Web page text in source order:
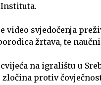
video svjedočenja
žrtava, te
na igralištu u
protiv